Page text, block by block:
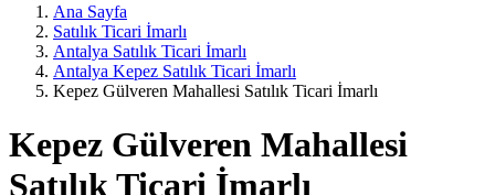
Ana Sayfa
Satılık Ticari İmarlı
Antalya Satılık Ticari İmarlı
Antalya Kepez Satılık Ticari İmarlı
Kepez Gülveren Mahallesi Satılık Ticari İmarlı
Kepez Gülveren Mahallesi
Satılık Ticari İmarlı